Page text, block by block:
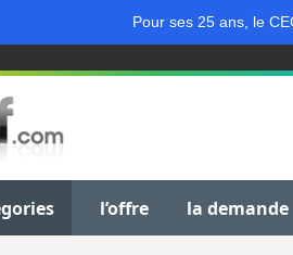
Pour ses 25 ans, le
l’offre la demande